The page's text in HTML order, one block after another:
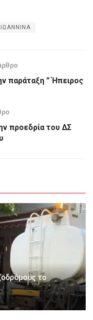
ΙΩΑΝΝΙΝΑ
παράταξη ” Ήπειρος
προεδρία του ΔΣ
το